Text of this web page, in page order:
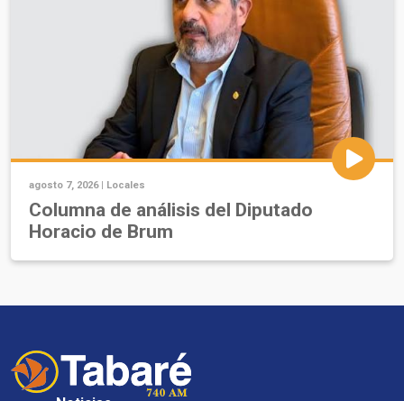
agosto 7, 2026 | Locales
Columna de análisis del Diputado
Horacio de Brum